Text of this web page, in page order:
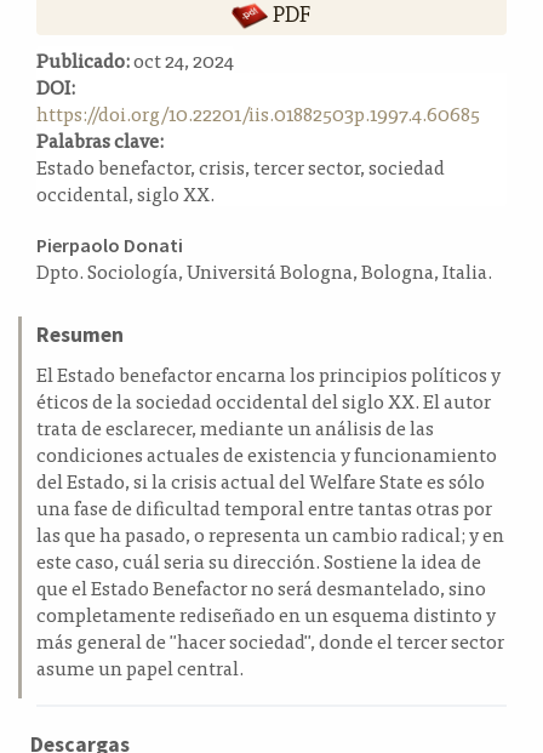
a
t
e
r
a
l
PDF
Publicado:oct 24, 2024
DOI:
https://doi.org/10.22201/iis.01882503p.1997.4.60685
Palabras clave:
Estado benefactor, crisis, tercer sector, sociedad
occidental, siglo XX.
Contenido
principal
artículo
Pierpaolo Donati
Dpto. Sociología, Universitá Bologna, Bologna, Italia.
Resumen
El Estado benefactor encarna los principios políticos y
éticos de la sociedad occidental del siglo XX. El autor
trata de esclarecer, mediante un análisis de las
condiciones actuales de existencia y funcionamiento
del Estado, si la crisis actual del Welfare State es sólo
una fase de dificultad temporal entre tantas otras por
las que ha pasado, o representa un cambio radical; y en
este caso, cuál seria su dirección. Sostiene la idea de
que el Estado Benefactor no será desmantelado, sino
completamente rediseñado en un esquema distinto y
más general de "hacer sociedad", donde el tercer sector
asume un papel central.
Descargas